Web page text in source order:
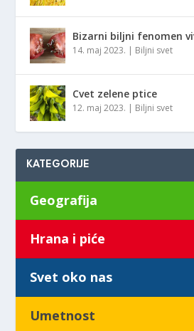
Bizarni biljni fenomen
14. maj 2023. | Biljni svet
Cvet zelene ptice
12. maj 2023. | Biljni svet
KATEGORIJE
Geografija
Hrana i piće
Svet oko nas
Umetnost